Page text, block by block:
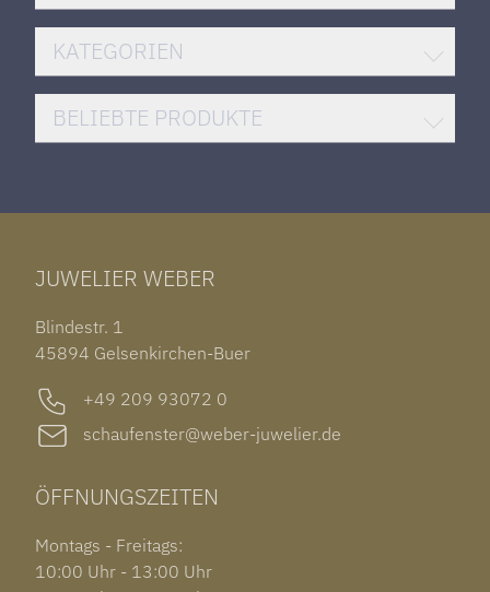
BREITLING SUPEROCEAN
ROLEX DATEJUST
HUBLOT BIG BANG
SANTOS DE CARTIER
IWC PORTUGIESER
KATEGORIEN
DAMENUHREN
HERRENUHREN
ARMSCHMUCK
OHRSCHMUCK
OUT OF COLLECTION
BELIEBTE PRODUKTE
TAG HEUER CARRERA
ROLEX SUBMARINER DATE
GARMIN VENU 3S
JUWELIER WEBER
Blindestr. 1
45894 Gelsenkirchen-Buer
+49 209 93072 0
schaufenster@weber-juwelier.de
ÖFFNUNGSZEITEN
Montags - Freitags:
10:00 Uhr - 13:00 Uhr